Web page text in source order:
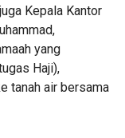
Kepala Kantor
yang
Haji),
tanah air bersama